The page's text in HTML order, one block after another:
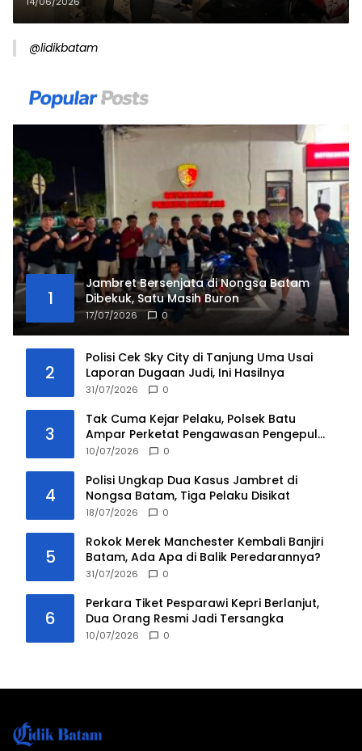
@lidikbatam
1
Jambret Bersenjata di Nongsa Batam
Dibekuk, Satu Masih Buron
17/07/2026 0
2
Polisi Cek Sky City di Tanjung Uma Usai
Laporan Dugaan Judi, Ini Hasilnya
31/07/2026 0
3
Tak Cuma Kejar Pelaku, Polsek Batu
Ampar Perketat Pengawasan Pengepul
Barang Bekas
10/07/2026 0
4
Polisi Ungkap Dua Kasus Jambret di
Nongsa Batam, Tiga Pelaku Disikat
18/07/2026 0
5
Rokok Merek Manchester Kembali Banjiri
Batam, Ada Apa di Balik Peredarannya?
31/07/2026 0
6
Perkara Tiket Pesparawi Kepri Berlanjut,
Dua Orang Resmi Jadi Tersangka
10/07/2026 0